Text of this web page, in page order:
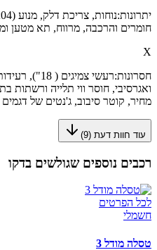
יתרונות:
חומרים והרכבה, מרווח, תא מטען
X
חסרונות:
רעשי
ואגרסיבי, חוסר ווי תלייה
מחיר, קוטר סיבוב, ג'נטים של
עוד חוות דעת (9
)
רכבים נוספים שגולשים בדקו
לכל הפרטים
חשמלי
טסלה מודל 3